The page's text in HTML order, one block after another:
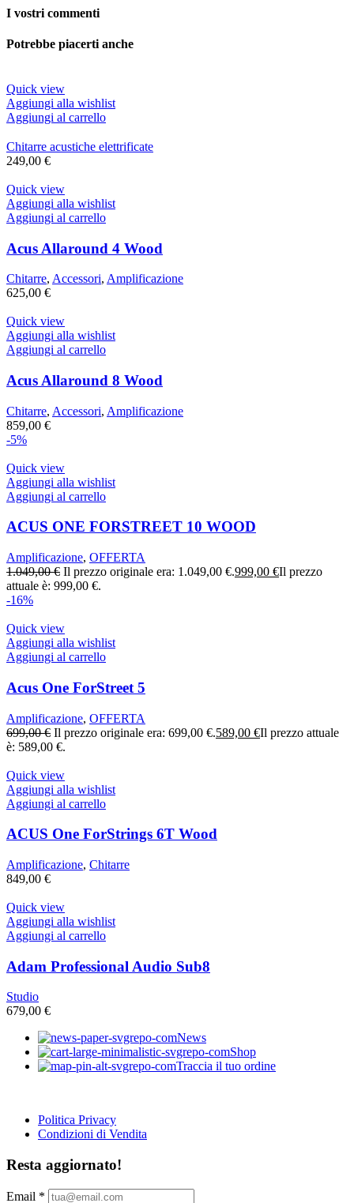
I vostri commenti
Potrebbe piacerti anche
Quick view
Aggiungi alla wishlist
Aggiungi al carrello
Chitarre acustiche elettrificate
249,00 €
Quick view
Aggiungi alla wishlist
Aggiungi al carrello
Acus Allaround 4 Wood
Chitarre, Accessori, Amplificazione
625,00 €
Quick view
Aggiungi alla wishlist
Aggiungi al carrello
Acus Allaround 8 Wood
Chitarre, Accessori, Amplificazione
859,00 €
-5%
Quick view
Aggiungi alla wishlist
Aggiungi al carrello
ACUS ONE FORSTREET 10 WOOD
Amplificazione, OFFERTA
1.049,00€ Il prezzo originale era: 1.049,00 €.999,00 €Il prezzo
attuale è: 999,00 €.
-16%
Quick view
Aggiungi alla wishlist
Aggiungi al carrello
Acus One ForStreet 5
Amplificazione, OFFERTA
699,00€ Il prezzo originale era: 699,00 €.589,00 €Il prezzo attuale
è: 589,00 €.
Quick view
Aggiungi alla wishlist
Aggiungi al carrello
ACUS One ForStrings 6T Wood
Amplificazione, Chitarre
849,00 €
Quick view
Aggiungi alla wishlist
Aggiungi al carrello
Adam Professional Audio Sub8
Studio
679,00 €
News
Shop
Traccia il tuo ordine
Politica Privacy
Condizioni di Vendita
Resta aggiornato!
Email *